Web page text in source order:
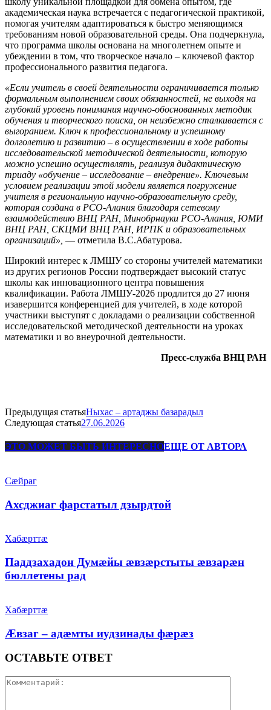
академическая наука встречается с педагогической практикой,
помогая учителям адаптироваться к быстро меняющимся
требованиям новой образовательной среды. Она подчеркнула,
что программа школы основана на многолетнем опыте и
убеждении в том, что творческое начало – ключевой фактор
профессионального развития педагога.
«Если учитель в своей деятельности ограничивается только
формальным выполнением своих обязанностей, не выходя на
глубокий уровень понимания научно-обоснованных методик
обучения и творческого поиска, он неизбежно сталкивается с
выгоранием. Ключ к профессиональному и успешному
долголетию и развитию – в осуществлении в ходе работы
исследовательской методической деятельности, которую
можно успешно осуществлять, реализуя дидактическую
триаду «обучение – исследование – внедрение». Ключевым
условием реализации этой модели является погружение
учителя в региональную научно-образовательную среду,
которая создана в РСО-Алания благодаря сетевому
взаимодействию ВНЦ РАН, Минобрнауки РСО-Алания, ЮМИ
ВНЦ РАН, СКЦМИ ВНЦ РАН, ИРПК и образовательных
организаций», — отметила В.С.Абатурова.
Широкий интерес к ЛМШУ со стороны учителей математики
из других регионов России подтверждает высокий статус
школы как инновационного центра повышения
квалификации. Работа ЛМШУ-2026 продлится до 27 июня
изавершится конференцией для учителей, в ходе которой
участники выступят с докладами о реализации собственной
исследовательской методической деятельности на уроках
математики и во внеурочной деятельности.
Пресс-служба ВНЦ РАН
Предыдущая статьяНыхас – артаджы базарадыл
Следующая статья27.06.2026
ЭТО МОЖЕТ БЫТЬ ИНТЕРЕСНОЕЩЕ ОТ АВТОРА
Сæйраг
Ахсджиаг фарстатыл дзырдтой
Хабæрттæ
Паддзахадон Думæйы æвзæрстыты æвзарæн
бюллетены рад
Хабæрттæ
Æвзаг – адæмты иудзинады фæрæз
ОСТАВЬТЕ ОТВЕТ